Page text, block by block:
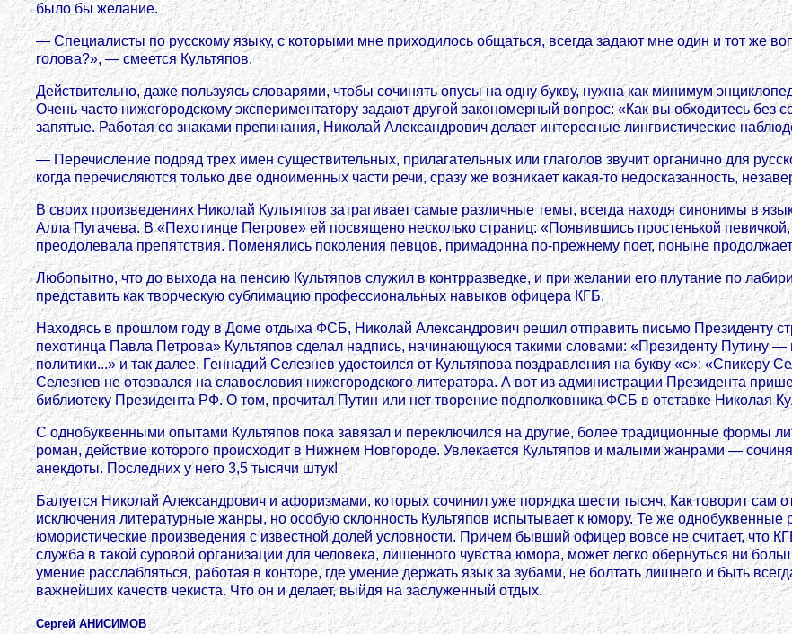
было бы желание.
— Специалисты по русскому языку, с которыми мне приходилось общаться, всегда задают мне один и тот же
голова?», — смеется Культяпов.
Действительно, даже пользуясь словарями, чтобы сочинять опусы на одну букву, нужна как минимум
Очень часто нижегородскому экспериментатору задают другой закономерный вопрос: «Как вы обходитесь
запятые. Работая со знаками препинания, Николай Александрович делает интересные лингвистические
— Перечисление подряд трех имен существительных, прилагательных или глаголов звучит органично для
когда перечисляются только две одноименных части речи, сразу же возникает какая-то недосказанность,
В своих произведениях Николай Культяпов затрагивает самые различные темы, всегда находя синонимы в
Алла Пугачева. В «Пехотинце Петрове» ей посвящено несколько страниц: «Появившись простенькой
преодолевала препятствия. Поменялись поколения певцов, примадонна по-прежнему поет, поныне
Любопытно, что до выхода на пенсию Культяпов служил в контрразведке, и при желании его плутание по
представить как творческую сублимацию профессиональных навыков офицера КГБ.
Находясь в прошлом году в Доме отдыха ФСБ, Николай Александрович решил отправить письмо Президенту
пехотинца Павла Петрова» Культяпов сделал надпись, начинающуюся такими словами: «Президенту Путину
политики...» и так далее. Геннадий Селезнев удостоился от Культяпова поздравления на букву «с»: «Спикеру
Селезнев не отозвался на славословия нижегородского литератора. А вот из администрации Президента
библиотеку Президента РФ. О том, прочитал Путин или нет творение подполковника ФСБ в отставке Николая
С однобуквенными опытами Культяпов пока завязал и переключился на другие, более традиционные формы
роман, действие которого происходит в Нижнем Новгороде. Увлекается Культяпов и малыми жанрами —
анекдоты. Последних у него 3,5 тысячи штук!
Балуется Николай Александрович и афоризмами, которых сочинил уже порядка шести тысяч. Как говорит сам
исключения литературные жанры, но особую склонность Культяпов испытывает к юмору. Те же
юмористические произведения с известной долей условности. Причем бывший офицер вовсе не считает, что
служба в такой суровой организации для человека, лишенного чувства юмора, может легко обернуться ни
умение расслабляться, работая в конторе, где умение держать язык за зубами, не болтать лишнего и быть
важнейших качеств чекиста. Что он и делает, выйдя на заслуженный отдых.
Сергей АНИСИМОВ